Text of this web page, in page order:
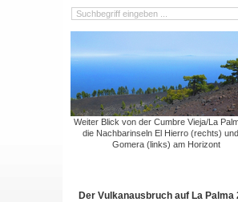
Weiter Blick von der Cumbre Vieja/La
die Nachbarinseln El Hierro (rechts)
Gomera (links) am Horizont
Der Vulkanausbruch auf La Palma